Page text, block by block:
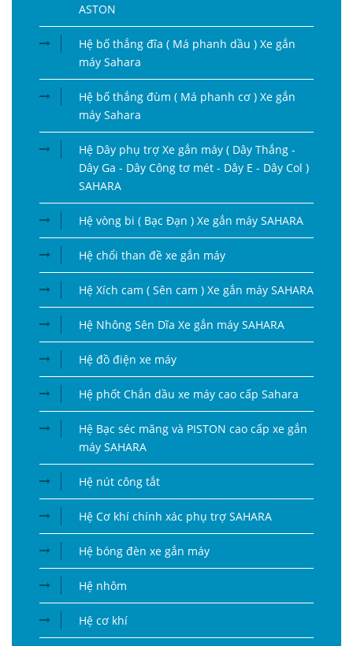
ASTON
Hệ bố thắng đĩa ( Má phanh dầu ) Xe gắn
máy Sahara
Hệ bố thắng đùm ( Má phanh cơ ) Xe gắn
máy Sahara
Hệ Dây phụ trợ Xe gắn máy ( Dây Thắng -
Dây Ga - Dây Công tơ mét - Dây E - Dây Col )
SAHARA
Hệ vòng bi ( Bạc Đạn ) Xe gắn máy SAHARA
Hệ chổi than đề xe gắn máy
Hệ Xích cam ( Sên cam ) Xe gắn máy SAHARA
Hệ Nhông Sên Dĩa Xe gắn máy SAHARA
Hệ đồ điện xe máy
Hệ phốt Chắn dầu xe máy cao cấp Sahara
Hệ Bạc séc măng và PISTON cao cấp xe gắn
máy SAHARA
Hệ nút công tắt
Hệ Cơ khí chính xác phụ trợ SAHARA
Hệ bóng đèn xe gắn máy
Hệ nhôm
Hệ cơ khí